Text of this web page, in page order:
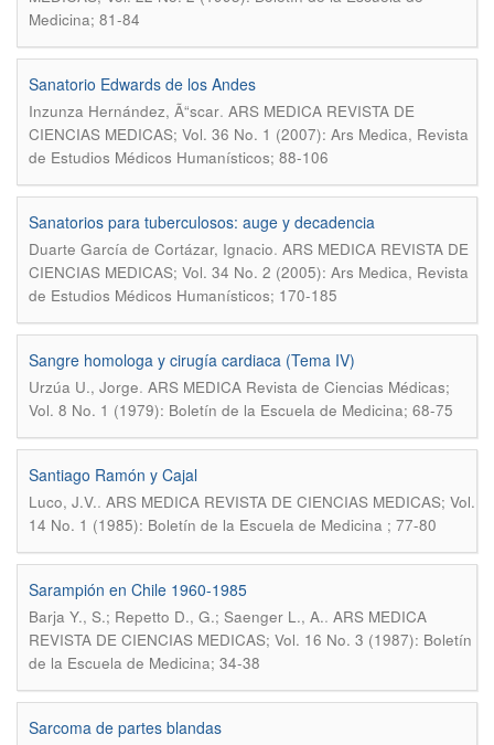
Medicina; 81-84
Sanatorio Edwards de los Andes
Inzunza Hernández, Ã“scar. ARS MEDICA REVISTA DE
CIENCIAS MEDICAS; Vol. 36 No. 1 (2007): Ars Medica, Revista
de Estudios Médicos Humanísticos; 88-106
Sanatorios para tuberculosos: auge y decadencia
Duarte García de Cortázar, Ignacio. ARS MEDICA REVISTA DE
CIENCIAS MEDICAS; Vol. 34 No. 2 (2005): Ars Medica, Revista
de Estudios Médicos Humanísticos; 170-185
Sangre homologa y cirugía cardiaca (Tema IV)
Urzúa U., Jorge. ARS MEDICA Revista de Ciencias Médicas;
Vol. 8 No. 1 (1979): Boletín de la Escuela de Medicina; 68-75
Santiago Ramón y Cajal
Luco, J.V.. ARS MEDICA REVISTA DE CIENCIAS MEDICAS; Vol.
14 No. 1 (1985): Boletín de la Escuela de Medicina ; 77-80
Sarampión en Chile 1960-1985
Barja Y., S.; Repetto D., G.; Saenger L., A.. ARS MEDICA
REVISTA DE CIENCIAS MEDICAS; Vol. 16 No. 3 (1987): Boletín
de la Escuela de Medicina; 34-38
Sarcoma de partes blandas